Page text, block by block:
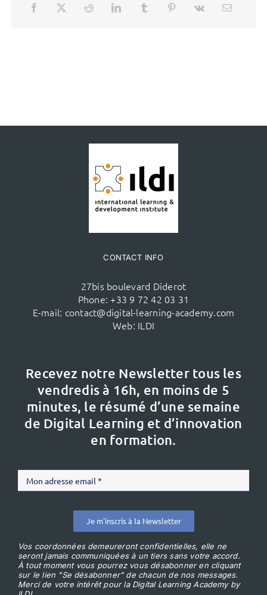
CONTACT INFO
27bis boulevard Diderot
Phone: +33 9 72 42 03 31
E-mail: contact@digital-learning-academy.com
Web: ILDI
Recevez notre Newsletter tous les
vendredis à 16h, en moins de 5
minutes, le résumé d’une semaine
de Digital Learning et d’innovation
en formation.
Je m'inscris à la Newsletter
Vos coordonnées demeureront confidentielles, elle ne
seront jamais communiquées à un tiers sans votre accord.
À tout moment vous pourrez vous désabonner en cliquant
sur le lien "Se désabonner" de chacun de nos messages.
Merci de votre intérêt pour la Digital Learning Academy by